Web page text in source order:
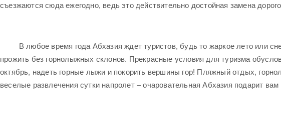
съезжаются сюда ежегодно, ведь это действительно достойная замена
В любое время года Абхазия ждет туристов, будь то жаркое лето или
прожить без горнолыжных склонов. Прекрасные условия для туризма
октябрь, надеть горные лыжи и покорить вершины гор! Пляжный отдых,
веселые развлечения сутки напролет – очаровательная Абхазия подарит